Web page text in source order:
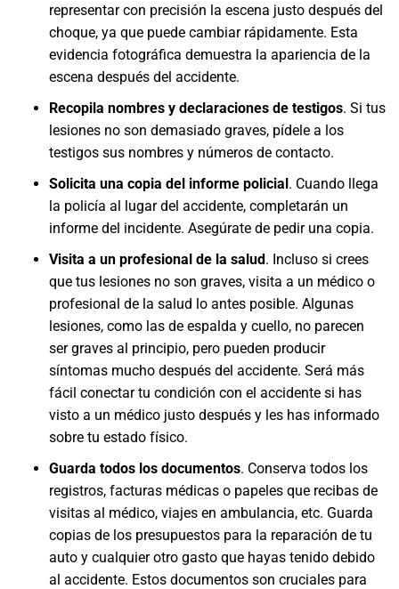
representar con precisión la escena justo después del
choque, ya que puede cambiar rápidamente. Esta
evidencia fotográfica demuestra la apariencia de la
escena después del accidente.
Recopila nombres y declaraciones de testigos. Si tus
lesiones no son demasiado graves, pídele a los
testigos sus nombres y números de contacto.
Solicita una copia del informe policial. Cuando llega
la policía al lugar del accidente, completarán un
informe del incidente. Asegúrate de pedir una copia.
Visita a un profesional de la salud. Incluso si crees
que tus lesiones no son graves, visita a un médico o
profesional de la salud lo antes posible. Algunas
lesiones, como las de espalda y cuello, no parecen
ser graves al principio, pero pueden producir
síntomas mucho después del accidente. Será más
fácil conectar tu condición con el accidente si has
visto a un médico justo después y les has informado
sobre tu estado físico.
Guarda todos los documentos. Conserva todos los
registros, facturas médicas o papeles que recibas de
visitas al médico, viajes en ambulancia, etc. Guarda
copias de los presupuestos para la reparación de tu
auto y cualquier otro gasto que hayas tenido debido
al accidente. Estos documentos son cruciales para